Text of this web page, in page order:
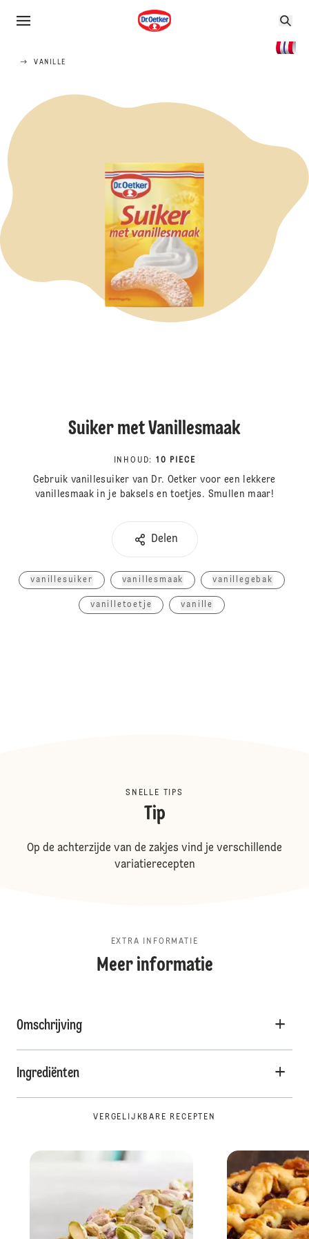
VANILLE
Suiker met Vanillesmaak
INHOUD: 10 PIECE
Gebruik vanillesuiker van Dr. Oetker voor een lekkere
vanillesmaak in je baksels en toetjes. Smullen maar!
Delen
vanillesuiker vanillesmaak vanillegebak
vanilletoetje vanille
SNELLE TIPS
Tip
Op de achterzijde van de zakjes vind je verschillende
variatierecepten
EXTRA INFORMATIE
Meer informatie
Omschrijving
Ingrediënten
VERGELIJKBARE RECEPTEN